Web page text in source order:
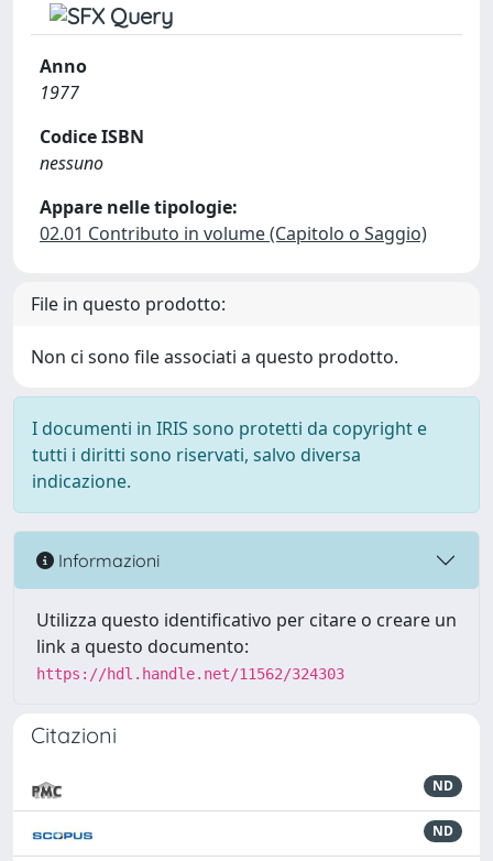
Anno
1977
Codice ISBN
nessuno
Appare nelle tipologie:
02.01 Contributo in volume (Capitolo o Saggio)
File in questo prodotto:
Non ci sono file associati a questo prodotto.
I documenti in IRIS sono protetti da copyright e
tutti i diritti sono riservati, salvo diversa
indicazione.
Informazioni
Utilizza questo identificativo per citare o creare un
link a questo documento:
https://hdl.handle.net/11562/324303
Citazioni
ND
ND